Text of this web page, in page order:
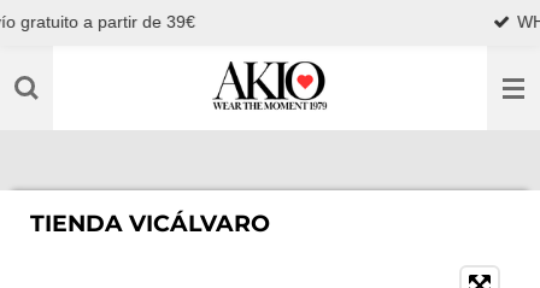
Ir
contenido
de 39€ WHATSAPP
TIENDA VICÁLVARO